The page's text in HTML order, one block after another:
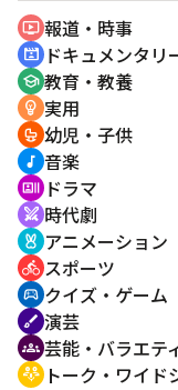
ondemand_video 報道・時事
cinematic_blur ドキュメンタリ
school 教育・教養
emoji_objects 実用
crib 幼児・子供
music_note 音楽
recent_actors ドラマ
swords 時代劇
cruelty_free アニメーション
directions_bike スポーツ
sports_esports クイズ・ゲーム
brush 演芸
groups 芸能・バラエテ
adaptive_audio_mic トーク・ワイド